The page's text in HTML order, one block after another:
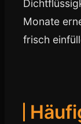
Monate
frisch